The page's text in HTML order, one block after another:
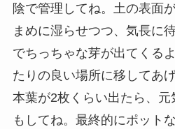
陰で管理してね。土の表面
まめに湿らせつつ、気長に待
でちっちゃな芽が出てくる
たりの良い場所に移してあ
本葉が2枚くらい出たら、元
もしてね。最終的にポット